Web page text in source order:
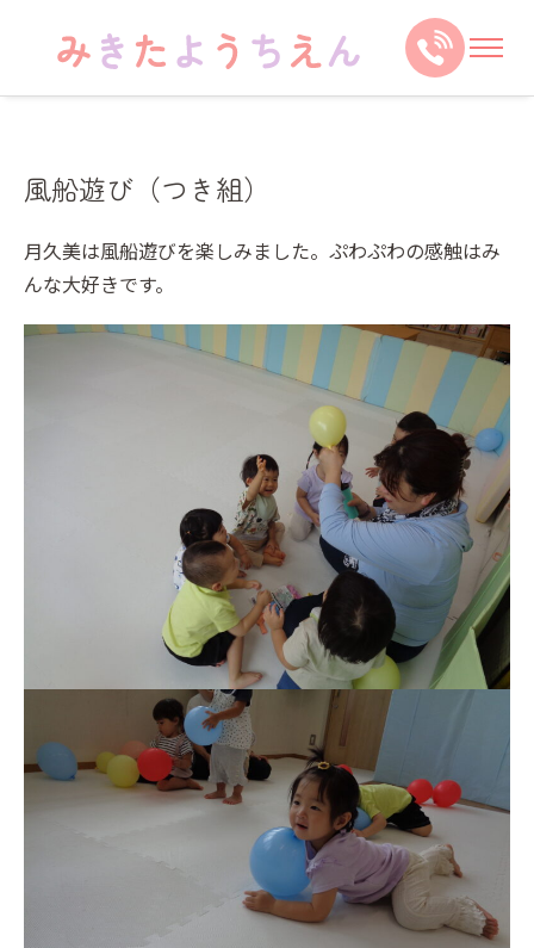
風船遊び（つき組）
月久美は風船遊びを楽しみました。ぷわぷわの感触はみ
んな大好きです。